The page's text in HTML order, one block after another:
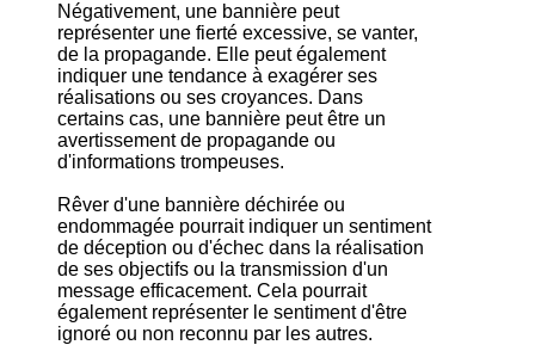
Négativement, une bannière peut
représenter une fierté excessive, se vanter,
de la propagande. Elle peut également
indiquer une tendance à exagérer ses
réalisations ou ses croyances. Dans
certains cas, une bannière peut être un
avertissement de propagande ou
d'informations trompeuses.
Rêver d'une bannière déchirée ou
endommagée pourrait indiquer un sentiment
de déception ou d'échec dans la réalisation
de ses objectifs ou la transmission d'un
message efficacement. Cela pourrait
également représenter le sentiment d'être
ignoré ou non reconnu par les autres.